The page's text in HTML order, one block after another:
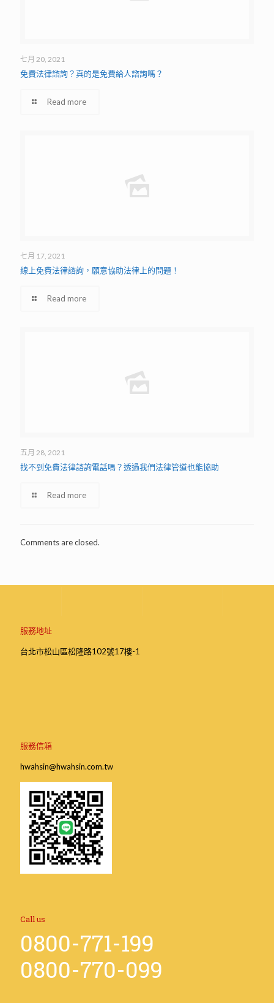
七月 20, 2021
免費法律諮詢？真的是免費給人諮詢嗎？
Read more
七月 17, 2021
線上免費法律諮詢，願意協助法律上的問題！
Read more
五月 28, 2021
找不到免費法律諮詢電話嗎？透過我們法律管道也能協助
Read more
Comments are closed.
服務地址
台北市松山區松隆路102號17樓-1
服務信箱
hwahsin@hwahsin.com.tw
Call us
0800-771-199
0800-770-099